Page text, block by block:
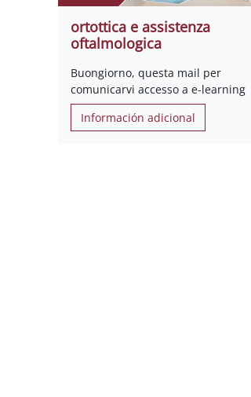
ortottica e assistenza
oftalmologica
Buongiorno, questa mail per
comunicarvi accesso a e-learning
Información adicional